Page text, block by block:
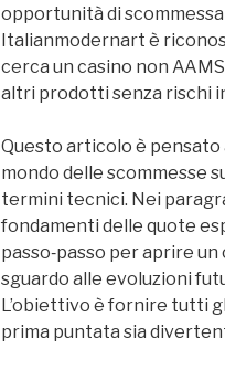
opportunità di
Italianmodernart è
cerca un casino non
altri prodotti senza rischi
Questo articolo è pensato
mondo delle scommesse
termini tecnici. Nei
fondamenti delle quote
passo‑passo per aprire
sguardo alle evoluzioni
L’obiettivo è fornire tutti
prima puntata sia